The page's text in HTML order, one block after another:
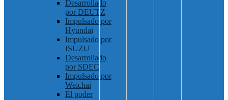
Desarrollado
por DEUTZ
Impulsado por
Hyundai
Impulsado por
ISUZU
Desarrollado
por SDEC
Impulsado por
Weichai
El poder